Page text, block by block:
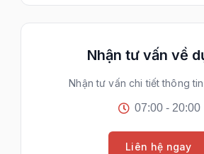
Nhận tư vấn về
Nhận tư vấn chi tiết thông
07:00 - 20:00
Liên hệ ngay